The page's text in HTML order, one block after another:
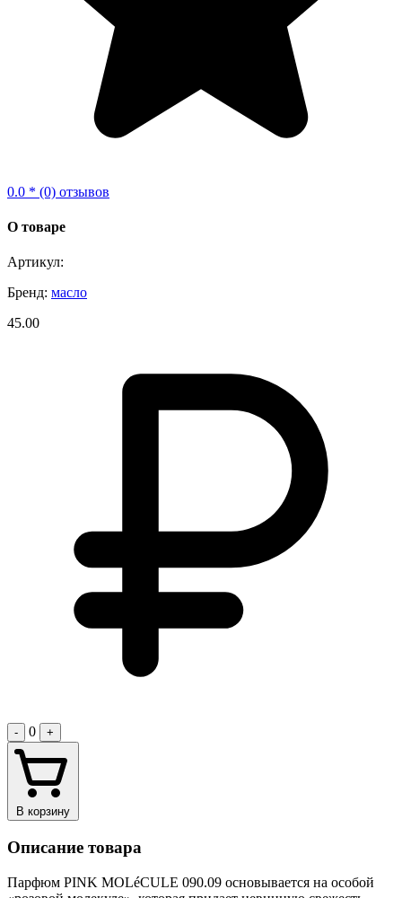
0.0 * (0) отзывов
О товаре
Артикул:
Бренд: масло
45.00
- 0 +
В корзину
Описание товара
Парфюм PINK MOLéCULE 090.09 основывается на особой